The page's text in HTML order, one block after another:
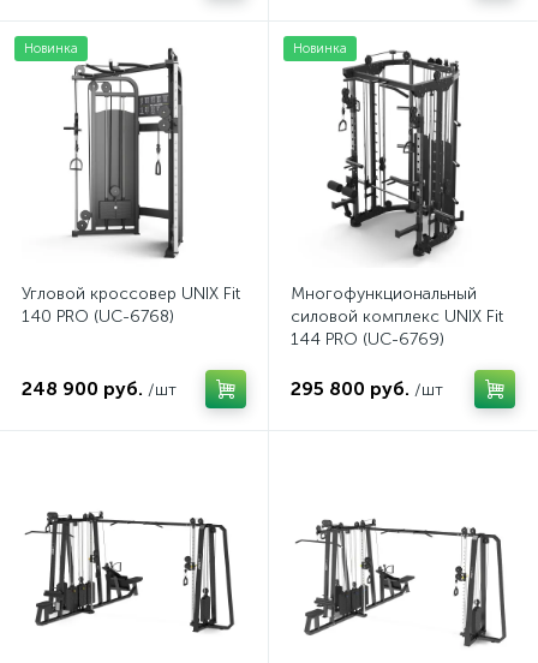
Новинка
Угловой кроссовер UNIX Fit
140 PRO (UC-6768)
248 900 руб. /шт
Новинка
Многофункциональный
силовой комплекс UNIX Fit
144 PRO (UC-6769)
295 800 руб. /шт